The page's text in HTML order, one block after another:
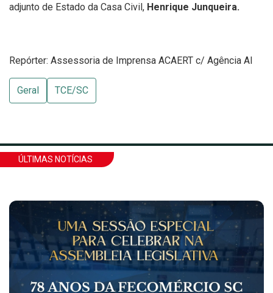
adjunto de Estado da Casa Civil, Henrique Junqueira.
Repórter: Assessoria de Imprensa ACAERT c/ Agência Al
Geral TCE/SC
ÚLTIMAS NOTÍCIAS